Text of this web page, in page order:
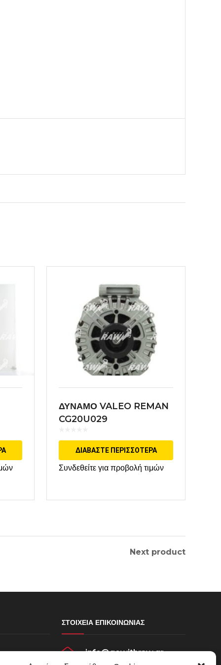
ΔΥΝΑΜΟ VALEO REMAN
CG20U029
ΔΙΑΒΆΣΤΕ ΠΕΡΙΣΣΌΤΕΡΑ
Συνδεθείτε για προβολή τιμών
Next product
ΣΤΟΙΧΕΊΑ ΕΠΙΚΟΙΝΩΝΊΑΣ
info@gowithraw.gr